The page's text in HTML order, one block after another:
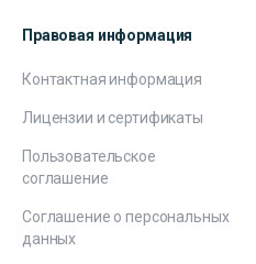
Правовая информация
Контактная информация
Лицензии и сертификаты
Пользовательское
соглашение
Соглашение о персональных
данных